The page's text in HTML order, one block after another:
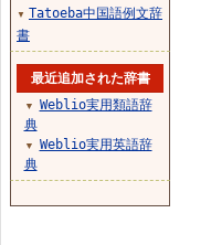
▼ Tatoeba中国語例文辞
書
最近追加された辞書
▼
Weblio実用類語辞
典
▼
Weblio実用英語辞
典